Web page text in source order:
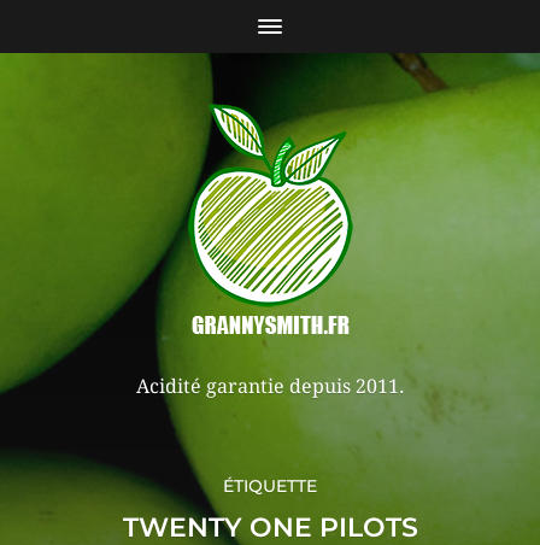
Acidité garantie depuis 2011.
ÉTIQUETTE
TWENTY ONE PILOTS